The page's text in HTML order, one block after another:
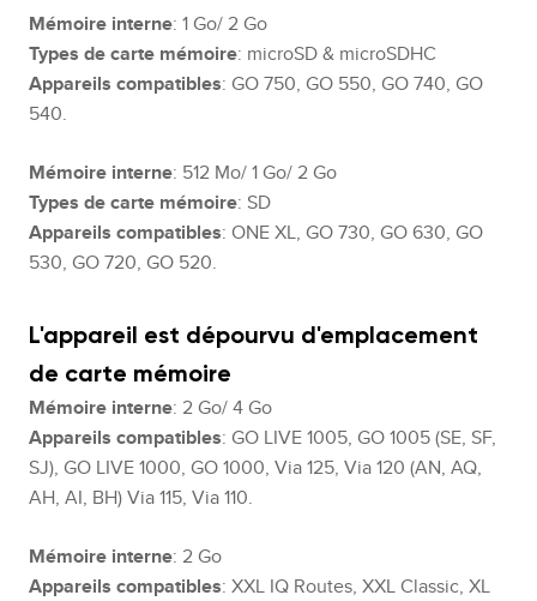
Mémoire interne: 1 Go/ 2 Go
Types de carte mémoire: microSD & microSDHC
Appareils compatibles: GO 750, GO 550, GO 740, GO
540.
Mémoire interne: 512 Mo/ 1 Go/ 2 Go
Types de carte mémoire: SD
Appareils compatibles: ONE XL, GO 730, GO 630, GO
530, GO 720, GO 520.
L'appareil est dépourvu d'emplacement
de carte mémoire
Mémoire interne: 2 Go/ 4 Go
Appareils compatibles: GO LIVE 1005, GO 1005 (SE, SF,
SJ), GO LIVE 1000, GO 1000, Via 125, Via 120 (AN, AQ,
AH, AI, BH) Via 115, Via 110.
Mémoire interne: 2 Go
Appareils compatibles: XXL IQ Routes, XXL Classic, XL